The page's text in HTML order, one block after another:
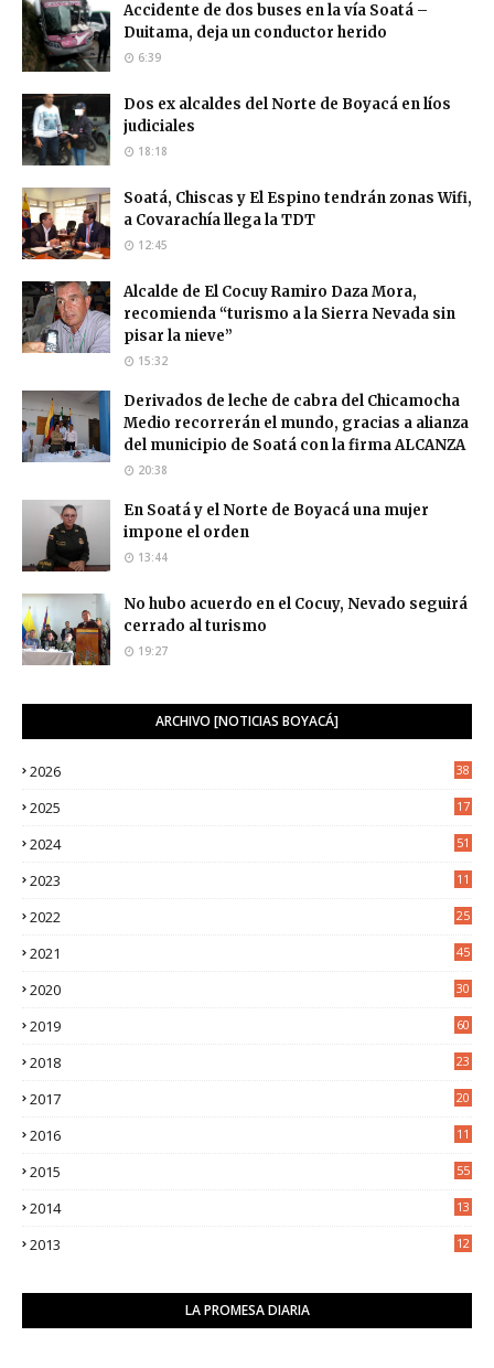
Accidente de dos buses en la vía Soatá –
Duitama, deja un conductor herido
6:39
Dos ex alcaldes del Norte de Boyacá en líos
judiciales
18:18
Soatá, Chiscas y El Espino tendrán zonas Wifi,
a Covarachía llega la TDT
12:45
Alcalde de El Cocuy Ramiro Daza Mora,
recomienda “turismo a la Sierra Nevada sin
pisar la nieve”
15:32
Derivados de leche de cabra del Chicamocha
Medio recorrerán el mundo, gracias a alianza
del municipio de Soatá con la firma ALCANZA
20:38
En Soatá y el Norte de Boyacá una mujer
impone el orden
13:44
No hubo acuerdo en el Cocuy, Nevado seguirá
cerrado al turismo
19:27
ARCHIVO [NOTICIAS BOYACÁ]
2026 38
2025
17
2024 51
2023
11
2022
25
2021
45
2020
30
2019 60
2018
23
2017
20
2016
11
2015 55
2014
13
2013
12
LA PROMESA DIARIA